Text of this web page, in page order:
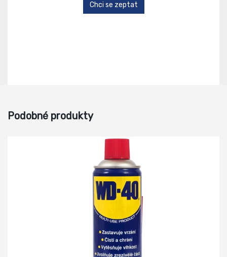
Chci se zeptat
Podobné produkty